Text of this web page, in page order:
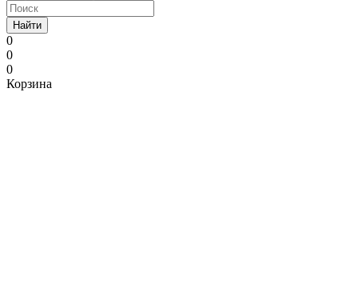
Найти
0
0
0
Корзина